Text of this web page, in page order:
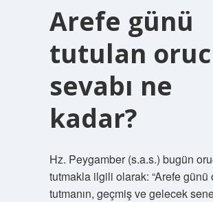
Arefe günü
tutulan
sevabı ne
kadar?
Hz. Peygamber (s.a.s.) bugün
tutmakla ilgili olarak: “Arefe günü
tutmanın, geçmiş ve gelecek